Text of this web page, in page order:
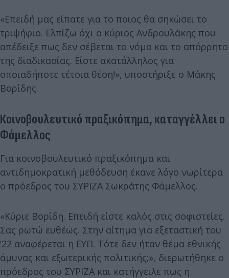
«Επειδή μας είπατε για το ποιος θα σηκώσει το
τριψήφιο. Ελπίζω όχι ο κύριος Ανδρουλάκης που
απέδειξε πως δεν σέβεται το νόμο και το απόρρητο
της διαδικασίας. Είστε ακατάλληλος για
οποιαδήποτε τέτοια θέση!», υποστήριξε ο Μάκης
Βορίδης.
Κοινοβουλευτικό πραξικόπημα, καταγγέλλει ο
Φάμελλος
Για κοινοβουλευτικό πραξικόπημα και
αντιδημοκρατική μεθόδευση έκανε λόγο νωρίτερα
ο πρόεδρος του ΣΥΡΙΖΑ Σωκράτης Φάμελλος.
«Κύριε Βορίδη. Επειδή είστε καλός στις σοφιστείες.
Σας ρωτώ ευθέως. Στην αίτημα για εξεταστική του
‘22 αναφέρεται η ΕΥΠ. Τότε δεν ήταν θέμα εθνικής
άμυνας και εξωτερικής πολιτικής;», διερωτήθηκε ο
πρόεδρος του ΣΥΡΙΖΑ και κατήγγειλε πως η